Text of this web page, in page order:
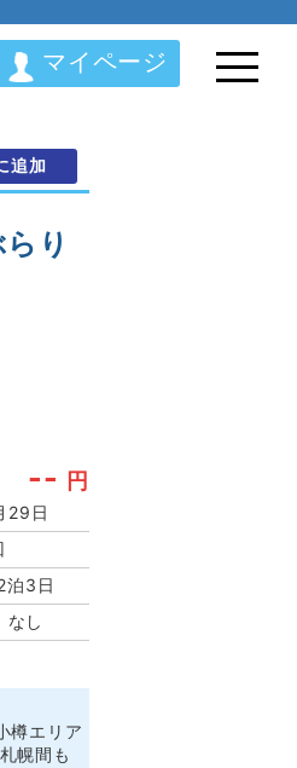
マイページ
追加
り
-- 円
29日
泊3日
なし
樽エリア
幌間も